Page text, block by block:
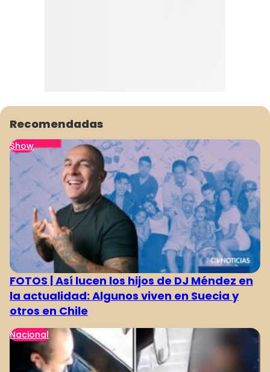
Recomendadas
Show
FOTOS | Así lucen los hijos de DJ Méndez en
la actualidad: Algunos viven en Suecia y
otros en Chile
Nacional